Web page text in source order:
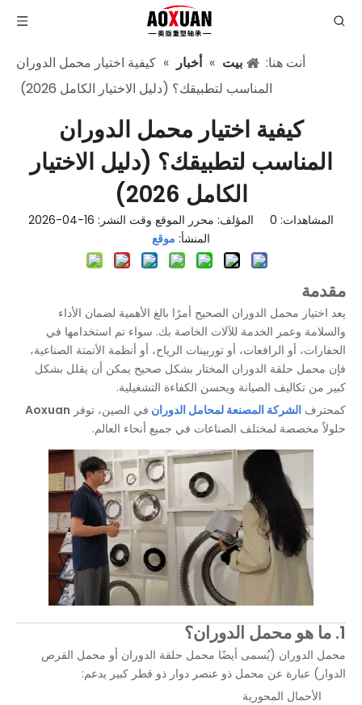
أنت هنا: بيت » أخبار » كيفية اختيار محمل الدوران
المناسب لتطبيقك؟ (دليل الاختيار الكامل 2026)
كيفية اختيار محمل الدوران
المناسب لتطبيقك؟ (دليل الاختيار
الكامل 2026)
المشاهدات: 0
المؤلف: محرر الموقع وقت النشر: 16-04-2026
المنشأ: موقع
مقدمة
يعد اختيار محمل الدوران الصحيح أمرًا بالغ الأهمية لضمان الأداء
والسلامة وعمر الخدمة للآلات الخاصة بك. سواء تم استخدامها في
الحفارات، أو الرافعات، أو توربينات الرياح، أو أنظمة الأتمتة الصناعية،
فإن محمل حلقة الدوران المختار بشكل صحيح يمكن أن يقلل بشكل
كبير من تكاليف الصيانة ويحسن الكفاءة التشغيلية.
كمحترف الشركة المصنعة لمحامل الدوران في الصين، توفر Aoxuan
حلولاً مخصصة لمختلف الصناعات في جميع أنحاء العالم.
1. ما هو محمل الدوران؟
محمل الدوران (يُسمى أيضًا محمل حلقة الدوران أو محمل القرص
الدوار) عبارة عن محمل ذو عنصر دوار ذو قطر كبير يدعم:
الأحمال المحورية